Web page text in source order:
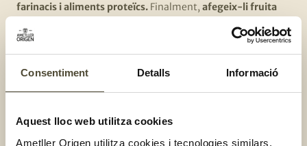
Consentiment Detalls Informació
Aquest lloc web utilitza cookies
Ametller Origen utilitza cookies i tecnologies similars,
farinacis i aliments proteïcs. Finalment, afegeix-li fruita
. Amaneix-lo com més t’agradi, però la nostra
recomanació és un bon rajolí d’oli d’oliva verge extra. Ja tens
el teu bowl de menjar llest!
Quina és la clau d’un bon
bowl?